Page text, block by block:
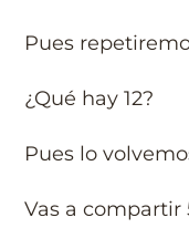
Pues
¿Qué hay 12?
Pues lo
Vas a compartir